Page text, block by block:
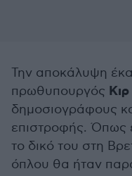
Την αποκάλυψη
πρωθυπουργός
δημοσιογράφους
επιστροφής. Όπως
το δικό του στη
όπλου θα ήταν